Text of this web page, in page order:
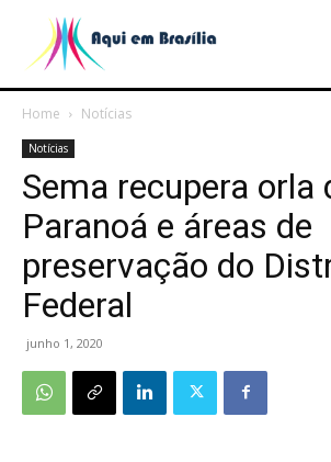
Home Notícias
Notícias
Sema recupera orla
Paranoá e áreas de
preservação do
Federal
junho 1, 2020